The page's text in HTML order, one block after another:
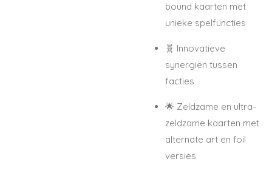
bound kaarten met
unieke spelfuncties
🧬 Innovatieve
synergiën tussen
facties
🌟 Zeldzame en ultra-
zeldzame kaarten met
alternate art en foil
versies